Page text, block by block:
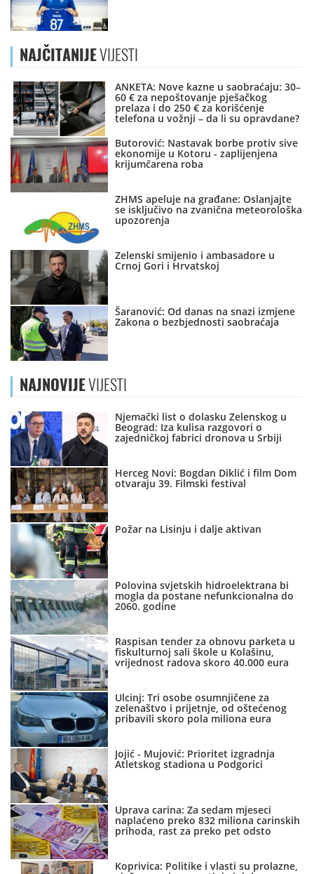
NAJČITANIJEVIJESTI
ANKETA: Nove kazne u saobraćaju: 30–
60 € za nepoštovanje pješačkog
prelaza i do 250 € za korišćenje
telefona u vožnji – da li su opravdane?
Butorović: Nastavak borbe protiv sive
ekonomije u Kotoru - zaplijenjena
krijumčarena roba
ZHMS apeluje na građane: Oslanjajte
se isključivo na zvanična meteorološka
upozorenja
Zelenski smijenio i ambasadore u
Crnoj Gori i Hrvatskoj
Šaranović: Od danas na snazi izmjene
Zakona o bezbjednosti saobraćaja
NAJNOVIJEVIJESTI
Njemački list o dolasku Zelenskog u
Beograd: Iza kulisa razgovori o
zajedničkoj fabrici dronova u Srbiji
Herceg Novi: Bogdan Diklić i film Dom
otvaraju 39. Filmski festival
Požar na Lisinju i dalje aktivan
Polovina svjetskih hidroelektrana bi
mogla da postane nefunkcionalna do
2060. godine
Raspisan tender za obnovu parketa u
fiskulturnoj sali škole u Kolašinu,
vrijednost radova skoro 40.000 eura
Ulcinj: Tri osobe osumnjičene za
zelenaštvo i prijetnje, od oštećenog
pribavili skoro pola miliona eura
Jojić - Mujović: Prioritet izgradnja
Atletskog stadiona u Podgorici
Uprava carina: Za sedam mjeseci
naplaćeno preko 832 miliona carinskih
prihoda, rast za preko pet odsto
Koprivica: Politike i vlasti su prolazne,